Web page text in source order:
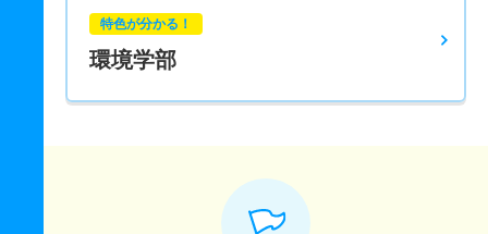
特色が分かる！
環境学部